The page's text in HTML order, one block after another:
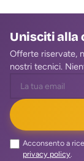
Unisciti alla
Offerte riservate,
nostri tecnici.
Acconsento a
privacy policy.